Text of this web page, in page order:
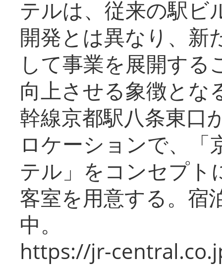
テルは、従来の駅ビ
開発とは異なり、新
して事業を展開する
向上させる象徴とな
幹線京都駅八条東口
ロケーションで、「
テル」をコンセプト
客室を用意する。宿
中。
https://jr-